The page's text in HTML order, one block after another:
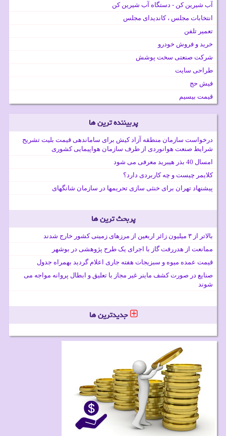
آب شیرین کن - دستگاه آب شیرین کن
انتخابات مجلس ، کاندیدای مجلس
تعمیر تلفن
خرید و فروش خودرو
شرکت صنعتی سخت پوشش
طراحی سایت
فیش حج
قیمت بیسیم
پربیننده ترین ها
درخواست سازمان منطقه آزاد کیش برای ساماندهی قیمت بلیت تشریح
شرایط صنعت هوانوردی از طرف سازمان هواپیمایی کشوری
امسال 40 بذر هیبرید معرفی می شود
کلایمر چیست و چه کاربردی دارد؟
پیشنهاد تهران برای خنثی سازی تحریمها در سازمان شانگهای
پربحث ترین ها
بالاتر از ۳ میلیون زائر اربعین از مرزهای زمینی کشور خارج شدند
ممانعت از هدررفت گاز با اجرای یک طرح پژوهشی در بوشهر
قیمت عمده میوه و سبزیجات هفته جاری اعلام گردید بهمراه جدول
صنایع در صورت کشف ماینر غیر مجاز با تعلیق و ابطال پروانه مواجه می
شوند
جدیدترین ها